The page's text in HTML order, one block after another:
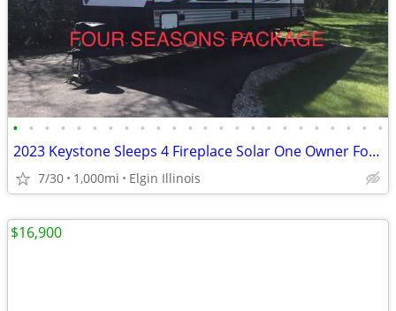
• • • • • • • • • • • • • • • • • • • • • • • •
2023 Keystone Sleeps 4 Fireplace Solar One Owner Four Seasons COLD A/C
7/30 1,000mi Elgin Illinois
$16,900